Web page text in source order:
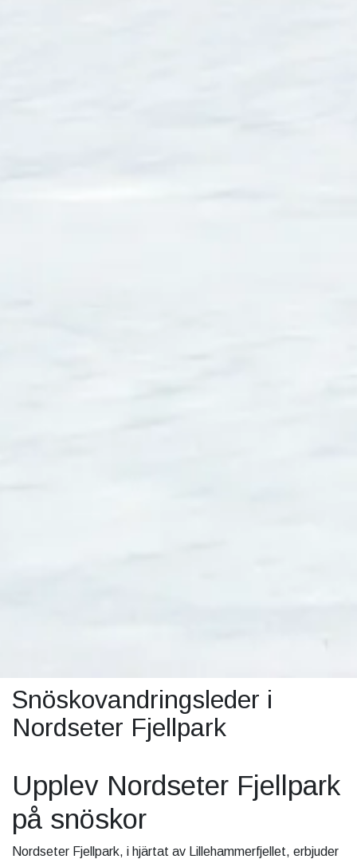
Snöskovandringsleder i
Nordseter Fjellpark
Upplev Nordseter Fjellpark
på snöskor
Nordseter Fjellpark, i hjärtat av Lillehammerfjellet, erbjuder